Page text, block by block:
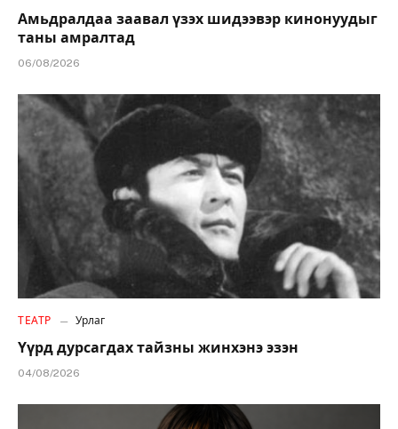
Амьдралдаа заавал үзэх шидээвэр кинонуудыг
таны амралтад
06/08/2026
ТЕАТР Урлаг
Үүрд дурсагдах тайзны жинхэнэ эзэн
04/08/2026